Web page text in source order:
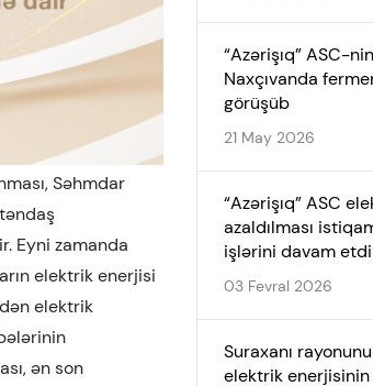
Səhmdar
Eyni zamanda
elektrik enerjisi
elektrik
ən son
“Azərişıq” ASC-
Naxçıvanda
görüşüb
21 May 2026
“Azərişıq” ASC
azaldılması
işlərini davam
03 Fevral 2026
Suraxanı
elektrik